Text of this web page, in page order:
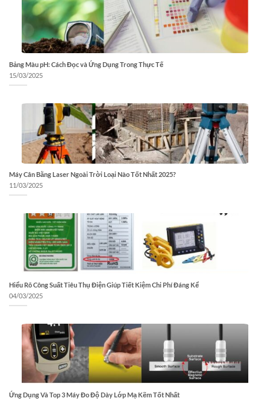
Bảng Màu pH: Cách Đọc và Ứng Dụng Trong Thực Tế
15/03/2025
Máy Cân Bằng Laser Ngoài Trời Loại Nào Tốt Nhất 2025?
11/03/2025
Hiểu Rõ Công Suất Tiêu Thụ Điện Giúp Tiết Kiệm Chi Phí Đáng Kể
04/03/2025
Ứng Dụng Và Top 3 Máy Đo Độ Dày Lớp Mạ Kẽm Tốt Nhất